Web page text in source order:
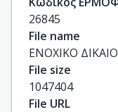
26845
File name
ΕΝΟΧΙΚΟ
File size
1047404
File URL